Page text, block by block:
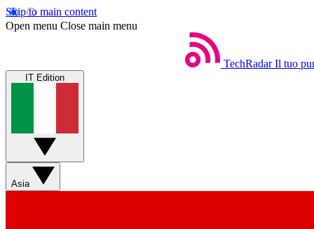
Skip to main content
Open menu Close main menu
TechRadar Il tuo
IT Edition
Asia